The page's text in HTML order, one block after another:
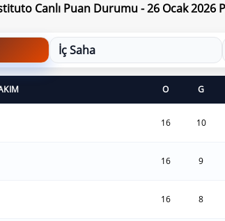
Canlı Puan Durumu - 26 Ocak 2026
İç Saha
O G
16 10
16 9
16 8